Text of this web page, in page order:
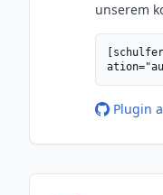
unserem
Plugin